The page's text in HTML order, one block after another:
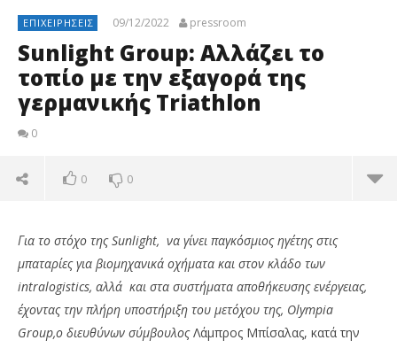
ΕΠΙΧΕΙΡΉΣΕΙΣ 09/12/2022 pressroom
Sunlight Group: Αλλάζει το
τοπίο με την εξαγορά της
γερμανικής Triathlon
0
0 0
Για το στόχο της Sunlight, να γίνει παγκόσμιος ηγέτης στις
μπαταρίες για βιομηχανικά οχήματα και στον κλάδο των
intralogistics, αλλά και στα συστήματα αποθήκευσης ενέργειας,
έχοντας την πλήρη υποστήριξη του μετόχου της, Olympia
Group,ο διευθύνων σύμβουλοςΛάμπρος Μπίσαλας, κατά την